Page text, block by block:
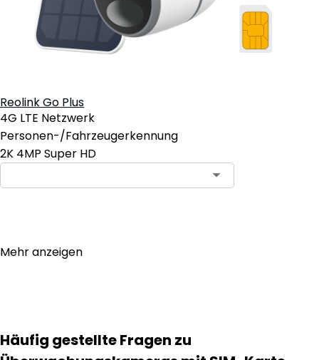
Reolink Go Plus
4G LTE Netzwerk
Personen-/Fahrzeugerkennung
2K 4MP Super HD
Mehr anzeigen
Häufig gestellte Fragen zu